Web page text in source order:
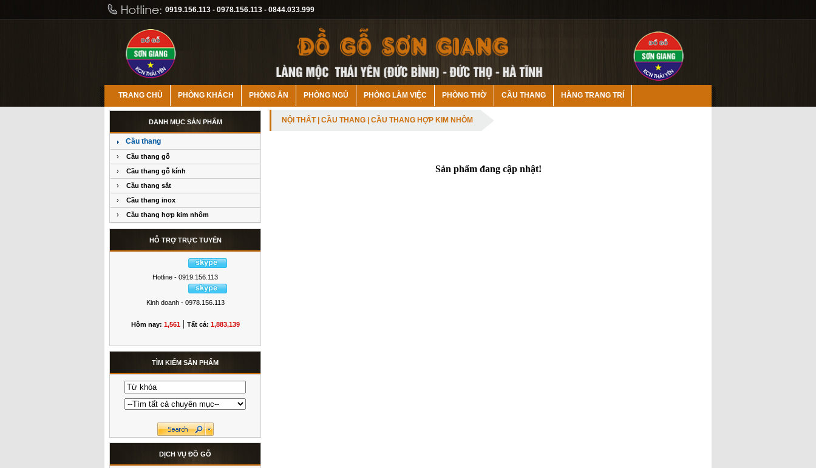
0919.156.113 - 0978.156.113 - 0844.033.999
TRANG CHỦ PHÒNG KHÁCH PHÒNG ĂN PHÒNG NGỦ PHÒNG LÀM VIỆC PHÒNG THỜ CẦU THANG HÀNG TRANG TRÍ
DANH MỤC SẢN PHẨM
Cầu thang
›
Cầu thang gỗ
›
Cầu thang gỗ kính
›
Cầu thang sắt
›
Cầu thang inox
›
Cầu thang hợp kim nhôm
HỖ TRỢ TRỰC TUYẾN
Hotline - 0919.156.113
Kinh doanh - 0978.156.113
Hôm nay: 1,561| Tất cả: 1,883,139
TÌM KIẾM SẢN PHẨM
DỊCH VỤ ĐỒ GỖ
NỘI THẤT| CẦU THANG | CẦU THANG HỢP KIM NHÔM
Sản phẩm đang cập nhật!